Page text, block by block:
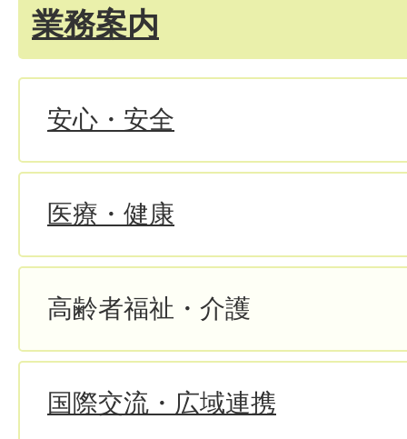
業務案内
安心・安全
医療・健康
高齢者福祉・介護
国際交流・広域連携